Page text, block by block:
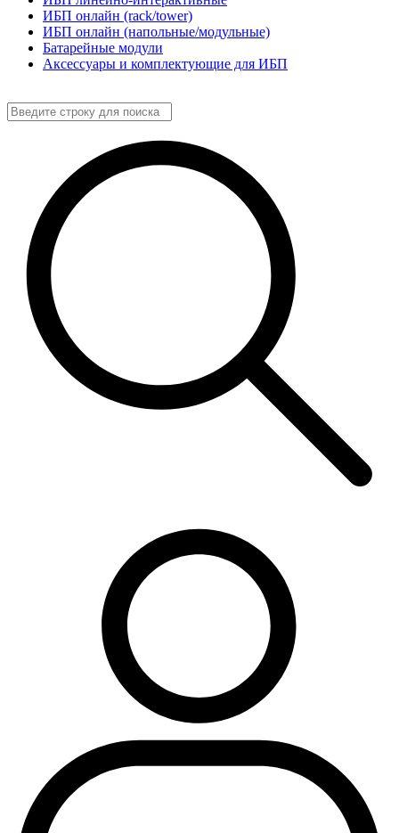
ИБП онлайн (rack/tower)
ИБП онлайн (напольные/модульные)
Батарейные модули
Аксессуары и комплектующие для ИБП